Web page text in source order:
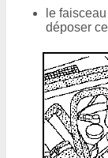
le
déposer